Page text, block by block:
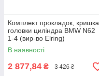
Комплект прокладок, кришка
головки циліндра BMW N62
1-4 (вир-во Elring)
В наявності
2 877,84 ₴ 3 426 ₴